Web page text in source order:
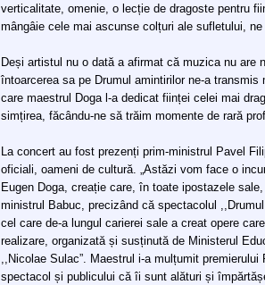
verticalitate, omenie, o lecție de dragoste pentru
mângâie cele mai ascunse colțuri ale sufletului,
Deși artistul nu o dată a afirmat că muzica nu are
întoarcerea sa pe Drumul amintirilor ne-a
care maestrul Doga l-a dedicat ființei celei mai
simțirea, făcându-ne să trăim momente de rară
La concert au fost prezenți prim-ministrul Pavel
oficiali, oameni de cultură. „Astăzi vom face o
Eugen Doga, creație care, în toate ipostazele
ministrul Babuc, precizând că spectacolul
cel care de-a lungul carierei sale a creat opere
realizare, organizată și susținută de Ministerul
,,Nicolae Sulac”. Maestrul i-a mulțumit
spectacol și publicului că îi sunt alături și